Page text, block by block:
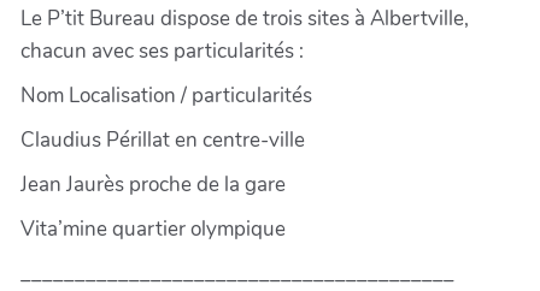
Le P’tit Bureau dispose de trois sites à Albertville,
chacun avec ses particularités :
Nom Localisation / particularités
Claudius Périllat en centre-ville
Jean Jaurès proche de la gare
Vita’mine quartier olympique